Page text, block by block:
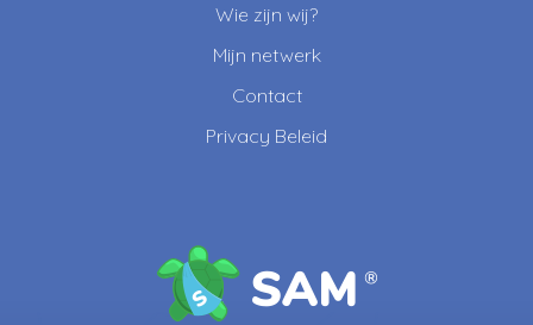
Wie zijn wij?
Mijn netwerk
Contact
Privacy Beleid